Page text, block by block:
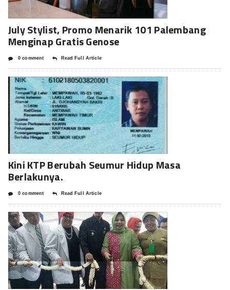
July Stylist, Promo Menarik 101 Palembang
Menginap Gratis Genose
0 comment Read Full Article
Kini KTP Berubah Seumur Hidup Masa
Berlakunya.
0 comment Read Full Article